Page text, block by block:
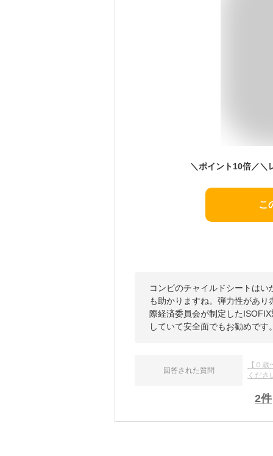
こ
コンビのチャイルドシートは
も助かりますね。弾力性があ
際経済委員会が制定した
していて安全面でもお勧めです
回答された質問
【０
くださ
2件